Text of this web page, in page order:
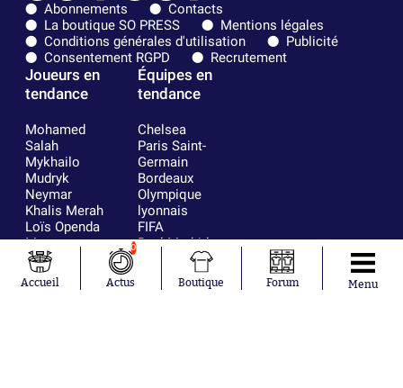
Abonnements
Contacts
La boutique SO PRESS
Mentions légales
Conditions générales d'utilisation
Publicité
Consentement RGPD
Recrutement
Joueurs en
tendance
Mohamed
Salah
Mykhailo
Mudryk
Neymar
Khalis Merah
Loïs Openda
Moussa
Niakhaté
Nicolás
Tagliafico
Équipes en
tendance
Chelsea
Paris Saint-
Germain
Bordeaux
Olympique
lyonnais
FIFA
Real Madrid
RC Strasbourg
AC Milan
France
Accueil
0
Actus Boutique Forum Menu